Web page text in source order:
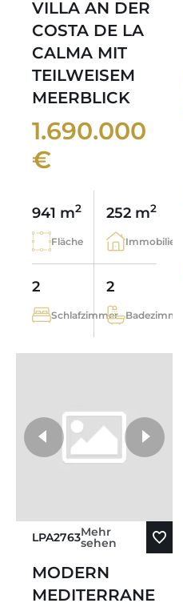
VILLA AN DER
COSTA DE LA
CALMA MIT
TEILWEISEM
MEERBLICK
1.690.000
€
941 m2
Fläche
252 m2
Immobilie
2
Schlafzimmer
2
Badezimmer
LPA2763Mehr
sehen
MODERN
MEDITERRANE